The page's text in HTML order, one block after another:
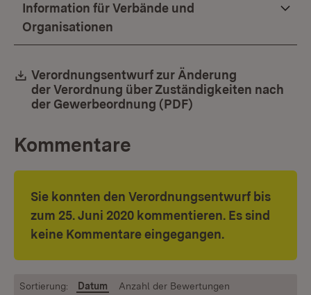
Information für Verbände und
Organisationen
Download:
Verordnungsentwurf zur Änderung
der Verordnung über Zuständigkeiten nach
der Gewerbeordnung (PDF)
Kommentare
Sie konnten den Verordnungsentwurf bis
zum 25. Juni 2020 kommentieren. Es sind
keine Kommentare eingegangen.
Sortierung: Datum Anzahl der Bewertungen